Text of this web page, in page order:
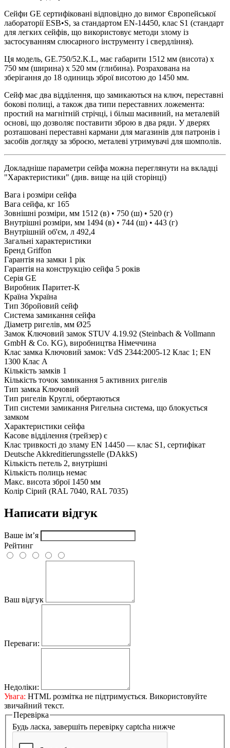
Сейфи GE сертифіковані відповідно до вимог Європейської
лабораторії ESB•S, за стандартом EN-14450, клас S1 (стандарт
для легких сейфів, що використовує методи злому із
застосуванням слюсарного інструменту і свердління).
Ця модель, GE.750/52.K.L, має габарити 1512 мм (висота) х
750 мм (ширина) х 520 мм (глибина). Розрахована на
зберігання до 18 одиниць зброї висотою до 1450 мм.
Сейф має два відділення, що замикаються на ключ, переставні
бокові полиці, а також два типи переставних ложемента:
простий на магнітній стрічці, і більш масивний, на металевій
основі, що дозволяє поставити зброю в два ряди. У дверях
розташовані переставні кармани для магазинів для патронів і
засобів догляду за зброєю, металеві утримувачі для шомполів.
Докладніше параметри сейфа можна переглянути на вкладці
"Характеристики" (див. вище на цій сторінці)
Вага і розміри сейфа
Вага сейфа, кг 165
Зовнішні розміри, мм 1512 (в) • 750 (ш) • 520 (г)
Внутрішні розміри, мм 1494 (в) • 744 (ш) • 443 (г)
Внутрішній об'єм, л 492,4
Загальні характеристики
Бренд Griffon
Гарантія на замки 1 рік
Гарантія на конструкцію сейфа 5 років
Серія GE
Виробник Паритет-K
Країна Україна
Тип Збройовий сейф
Система замикання сейфа
Діаметр ригелів, мм Ø25
Замок Ключовий замок STUV 4.19.92 (Steinbach & Vollmann
GmbH & Co. KG), виробництва Німеччина
Клас замка Ключовий замок: VdS 2344:2005-12 Клас 1; EN
1300 Клас A
Кількість замків 1
Кількість точок замикання 5 активних ригелів
Тип замка Ключовий
Тип ригелів Круглі, обертаються
Тип системи замикання Ригельна система, що блокується
замком
Характеристики сейфа
Касове відділення (трейзер) є
Клас тривкості до зламу EN 14450 — клас S1, сертифікат
Deutsche Akkreditierungsstelle (DAkkS)
Кількість петель 2, внутрішні
Кількість полиць немає
Макс. висота зброї 1450 мм
Колір Сірий (RAL 7040, RAL 7035)
Написати відгук
Ваше ім’я
Рейтинг
Ваш відгук
Переваги:
Недоліки:
Увага: HTML розмітка не підтримується. Використовуйте
звичайний текст.
Перевірка
Будь ласка, завершіть перевірку captcha нижче